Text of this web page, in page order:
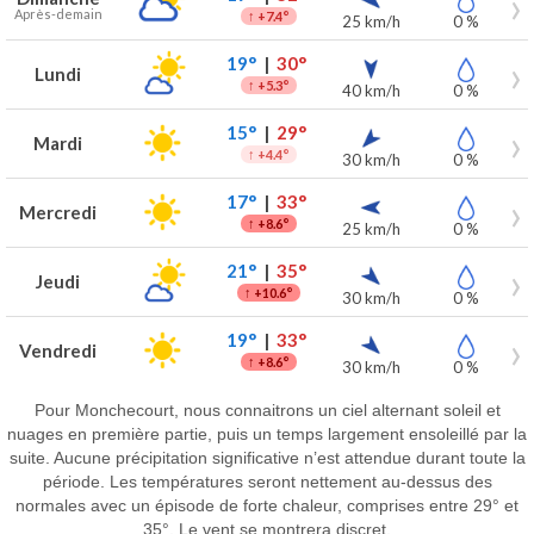
Après-demain ↑ +7.4° 25 km/h 0 %
Lundi 19°| 30°
↑ +5.3° 40 km/h 0 %
Mardi 15°| 29°
↑ +4.4° 30 km/h 0 %
Mercredi 17°| 33°
↑ +8.6° 25 km/h 0 %
Jeudi 21°| 35°
↑ +10.6° 30 km/h 0 %
Vendredi 19°| 33°
↑ +8.6° 30 km/h 0 %
Pour Monchecourt, nous connaitrons un ciel alternant soleil et
nuages en première partie, puis un temps largement ensoleillé par la
suite. Aucune précipitation significative n’est attendue durant toute la
période. Les températures seront nettement au-dessus des
normales avec un épisode de forte chaleur, comprises entre 29° et
35°. Le vent se montrera discret.